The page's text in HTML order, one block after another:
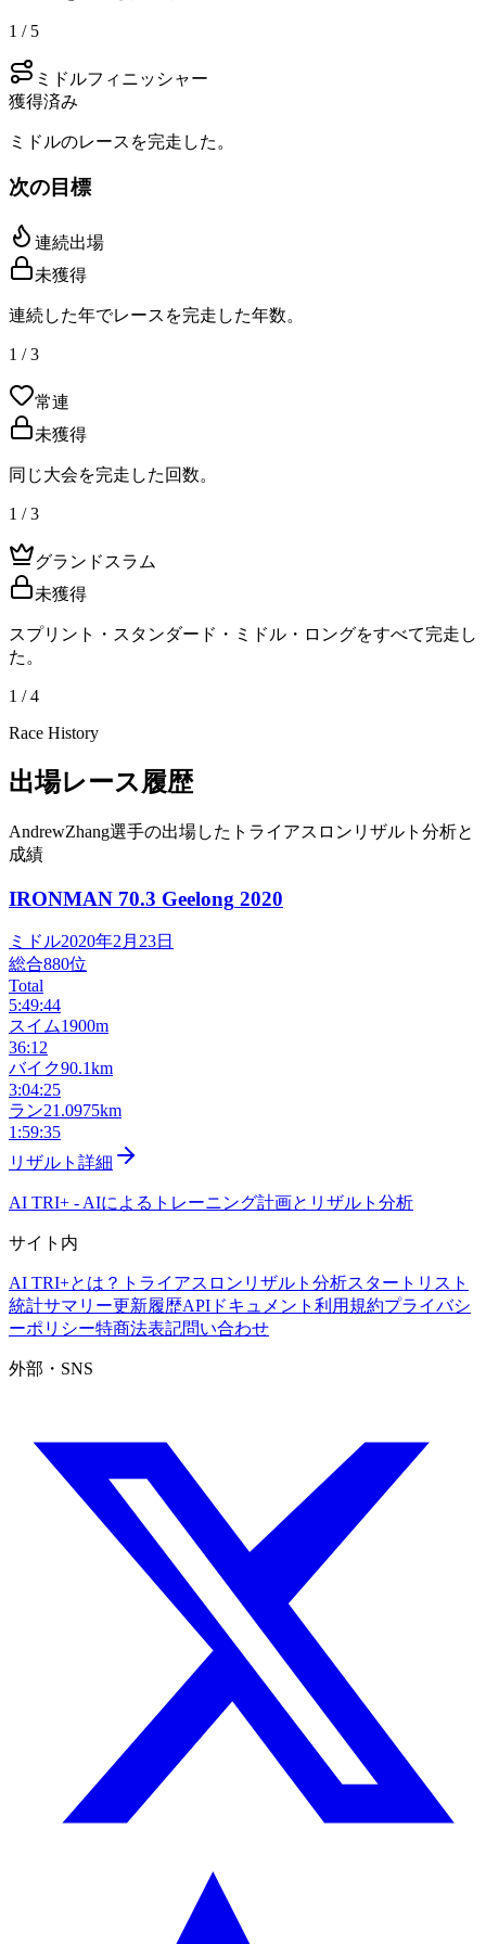
1 / 5
ミドルフィニッシャー
獲得済み
ミドルのレースを完走した。
次の目標
連続出場
未獲得
連続した年でレースを完走した年数。
1 / 3
常連
未獲得
同じ大会を完走した回数。
1 / 3
グランドスラム
未獲得
スプリント・スタンダード・ミドル・ロングをすべて完走し
た。
1 / 4
Race History
出場レース履歴
AndrewZhang選手の出場したトライアスロンリザルト分析と
成績
IRONMAN 70.3 Geelong 2020
ミドル2020年2月23日
総合880位
Total
5:49:44
スイム1900m
36:12
バイク90.1km
3:04:25
ラン21.0975km
1:59:35
リザルト詳細
AI TRI+ - AIによるトレーニング計画とリザルト分析
サイト内
AI TRI+とは？ トライアスロンリザルト分析スタートリスト
統計サマリー更新履歴APIドキュメント 利用規約プライバシ
ーポリシー特商法表記問い合わせ
外部・SNS